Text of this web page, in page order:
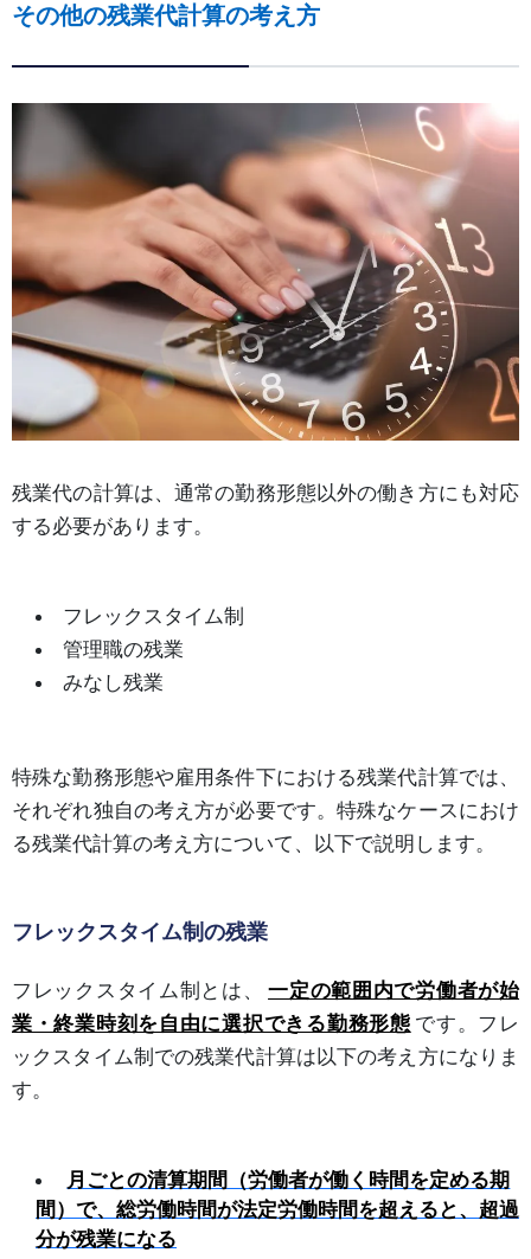
その他の残業代計算の考え方
残業代の計算は、通常の勤務形態以外の働き方にも対応
する必要があります。
フレックスタイム制
管理職の残業
みなし残業
特殊な勤務形態や雇用条件下における残業代計算では、
それぞれ独自の考え方が必要です。特殊なケースにおけ
る残業代計算の考え方について、以下で説明します。
フレックスタイム制の残業
フレックスタイム制とは、
一定の範囲内で労働者が始
業・終業時刻を自由に選択できる勤務形態 です。フレ
ックスタイム制での残業代計算は以下の考え方になりま
す。
月ごとの清算期間（労働者が働く時間を定める期
間）で、総労働時間が法定労働時間を超えると、超過
分が残業になる